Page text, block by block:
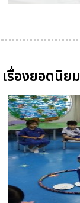
เรื่องยอดนิยม